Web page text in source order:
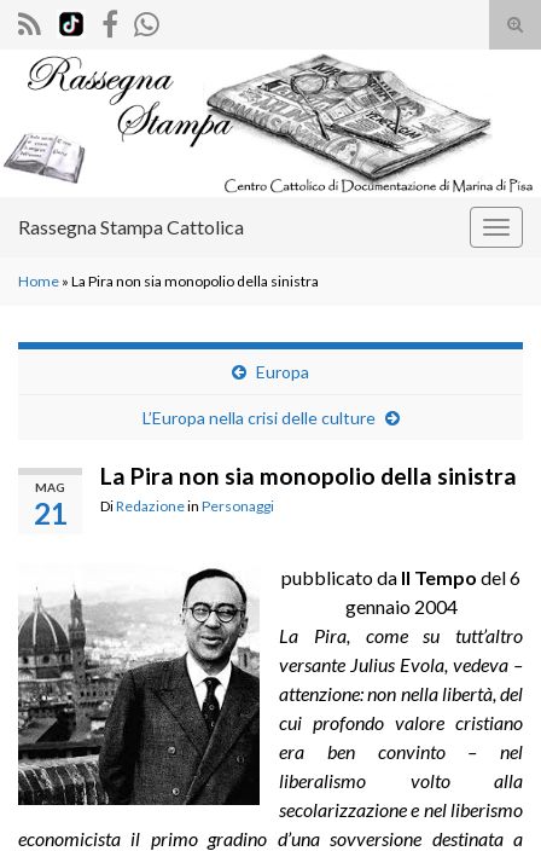
il
Search for:
Rassegna Stampa Cattolica
Home » La Pira non sia monopolio della sinistra
Europa
L’Europa nella crisi delle culture
MAG
21
La Pira non sia monopolio della sinistra
DiRedazionein Personaggi
pubblicato da Il Tempo del 6
gennaio 2004
La Pira, come su tutt’altro
versante Julius Evola, vedeva –
attenzione: non nella libertà, del
cui profondo valore cristiano
era ben convinto – nel
liberalismo volto alla
secolarizzazione e nel liberismo
economicista il primo gradino d’una sovversione destinata a